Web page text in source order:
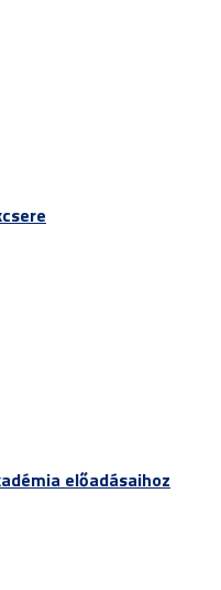
előadásaihoz